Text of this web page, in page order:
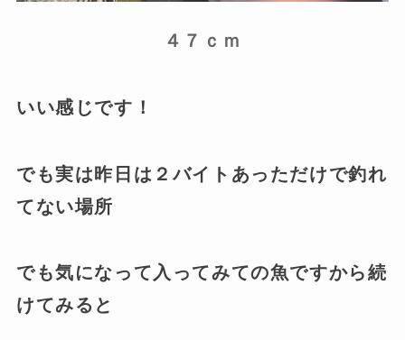
４７ｃｍ
いい感じです！
でも実は昨日は２バイトあっただけで釣れ
てない場所
でも気になって入ってみての魚ですから続
けてみると